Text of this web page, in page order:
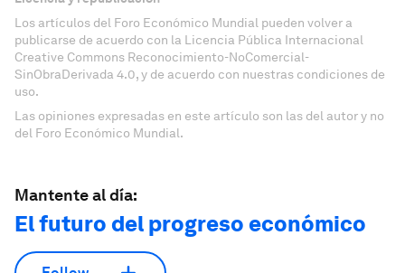
Los artículos del Foro Económico Mundial pueden volver a
publicarse de acuerdo con la Licencia Pública Internacional
Creative Commons Reconocimiento-NoComercial-
SinObraDerivada 4.0, y de acuerdo con nuestras condiciones de
uso.
Las opiniones expresadas en este artículo son las del autor y no
del Foro Económico Mundial.
Mantente al día:
El futuro del progreso económico